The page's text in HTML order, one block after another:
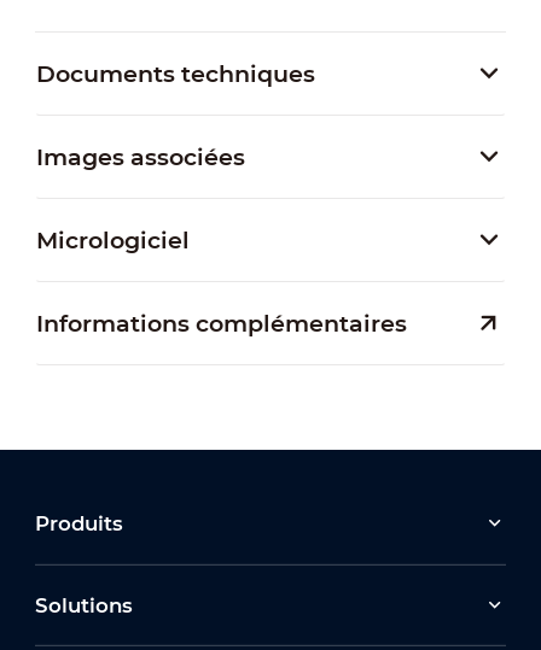
Documents techniques
Images associées
Micrologiciel
Informations complémentaires
Produits
Solutions